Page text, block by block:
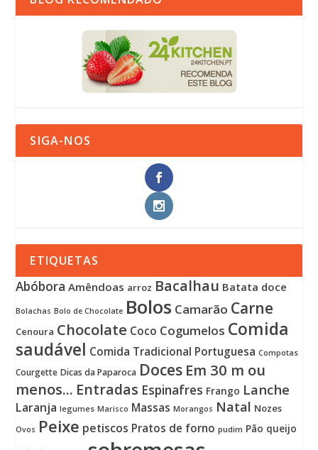
SIGA-NOS
ETIQUETAS
Abóbora Amêndoas arroz Bacalhau Batata doce
Bolachas Bolo de Chocolate Bolos Camarão Carne
Cenoura Chocolate Coco Cogumelos Comida
saudável Comida Tradicional Portuguesa Compotas
Courgette Dicas da Paparoca Doces Em 30 m ou
menos... Entradas Espinafres Frango Lanche
Laranja legumes Marisco Massas Morangos Natal Nozes
Ovos Peixe petiscos Pratos de forno pudim Pão queijo